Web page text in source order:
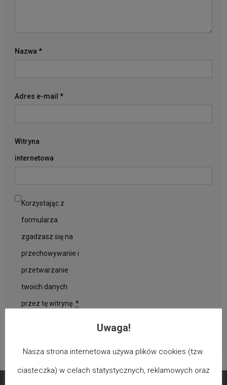
Nazwa *
Adres e-mail *
Witryna
internetowa
Korzystając z
formularza
zgadzasz się na
przechowywanie i
przetwarzanie
twoich danych
przez tę witrynę. *
Uwaga!
Nasza strona internetowa używa plików cookies (tzw.
ciasteczka) w celach statystycznych, reklamowych oraz